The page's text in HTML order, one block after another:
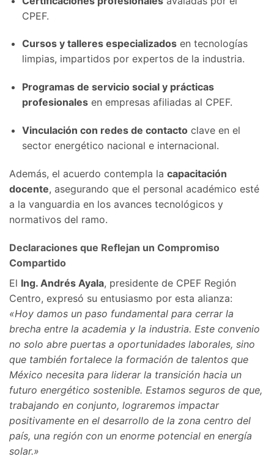
CPEF.
Cursos y talleres especializadosen tecnologías
limpias, impartidos por expertos de la industria.
Programas de servicio social y prácticas
profesionalesen empresas afiliadas al CPEF.
Vinculación con redes de contactoclave en el
sector energético nacional e internacional.
Además, el acuerdo contempla la capacitación
docente, asegurando que el personal académico esté
a la vanguardia en los avances tecnológicos y
normativos del ramo.
Declaraciones que Reflejan un Compromiso
Compartido
El Ing. Andrés Ayala, presidente de CPEF Región
Centro, expresó su entusiasmo por esta alianza:
«Hoy damos un paso fundamental para cerrar la
brecha entre la academia y la industria. Este convenio
no solo abre puertas a oportunidades laborales, sino
que también fortalece la formación de talentos que
México necesita para liderar la transición hacia un
futuro energético sostenible. Estamos seguros de que,
trabajando en conjunto, lograremos impactar
positivamente en el desarrollo de la zona centro del
país, una región con un enorme potencial en energía
solar.»